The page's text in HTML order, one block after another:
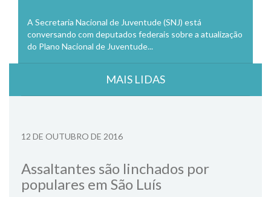
A Secretaria Nacional de Juventude (SNJ) está
conversando com deputados federais sobre a atualização
do Plano Nacional de Juventude...
MAIS LIDAS
12 DE OUTUBRO DE 2016
Assaltantes são linchados por
populares em São Luís